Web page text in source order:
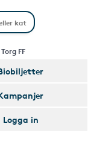
FF
Logga in